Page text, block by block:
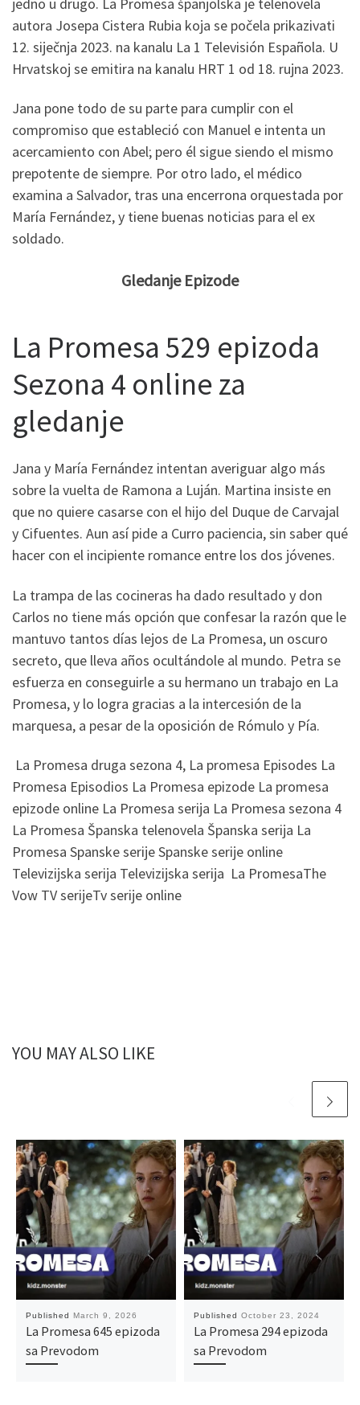
autora Josepa Cistera Rubia koja se počela prikazivati
12. siječnja 2023. na kanalu La 1 Televisión Española. U
Hrvatskoj se emitira na kanalu HRT 1 od 18. rujna 2023.
Jana pone todo de su parte para cumplir con el
compromiso que estableció con Manuel e intenta un
acercamiento con Abel; pero él sigue siendo el mismo
prepotente de siempre. Por otro lado, el médico
examina a Salvador, tras una encerrona orquestada por
María Fernández, y tiene buenas noticias para el ex
soldado.
Gledanje Epizode
La Promesa 529 epizoda
Sezona 4 online za
gledanje
Jana y María Fernández intentan averiguar algo más
sobre la vuelta de Ramona a Luján. Martina insiste en
que no quiere casarse con el hijo del Duque de Carvajal
y Cifuentes. Aun así pide a Curro paciencia, sin saber qué
hacer con el incipiente romance entre los dos jóvenes.
La trampa de las cocineras ha dado resultado y don
Carlos no tiene más opción que confesar la razón que le
mantuvo tantos días lejos de La Promesa, un oscuro
secreto, que lleva años ocultándole al mundo. Petra se
esfuerza en conseguirle a su hermano un trabajo en La
Promesa, y lo logra gracias a la intercesión de la
marquesa, a pesar de la oposición de Rómulo y Pía.
La Promesa druga sezona 4, La promesa Episodes La
Promesa Episodios La Promesa epizode La promesa
epizode online La Promesa serija La Promesa sezona 4
La Promesa Španska telenovela Španska serija La
Promesa Spanske serije Spanske serije online
Televizijska serija Televizijska serija La PromesaThe
Vow TV serijeTv serije online
YOU MAY ALSO LIKE
Published March 9, 2026
La Promesa 645 epizoda
sa Prevodom
Published October 23, 2024
La Promesa 294 epizoda
sa Prevodom